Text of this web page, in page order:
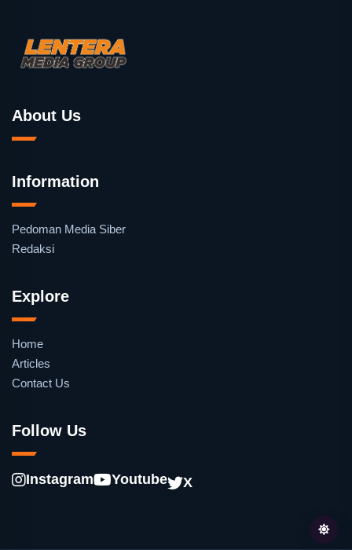
About Us
Information
Pedoman Media Siber
Redaksi
Explore
Home
Articles
Contact Us
Follow Us
Instagram Youtube X